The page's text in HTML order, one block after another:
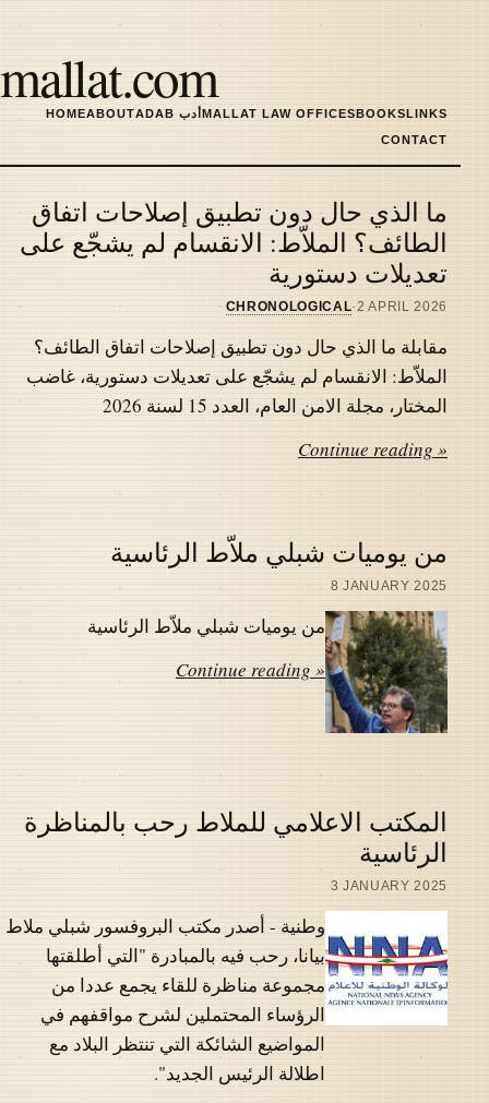
main
content
mallat.com
HOMEABOUT ADAB أدبMALLAT LAW OFFICESBOOKSLINKS
CONTACT
Latest
articles
ما الذي حال دون تطبيق إصلاحات اتفاق
الطائف؟ الملاّط: الانقسام لم يشجّع على
تعديلات دستورية
2 APRIL 2026
·
CHRONOLOGICAL
مقابلة ما الذي حال دون تطبيق إصلاحات اتفاق الطائف؟
الملاّط: الانقسام لم يشجّع على تعديلات دستورية، غاضب
المختار، مجلة الامن العام، العدد 15 لسنة 2026
Continue reading »
من يوميات شبلي ملاّط الرئاسية
8 JANUARY 2025
من يوميات شبلي ملاّط الرئاسية
Continue reading »
المكتب الاعلامي للملاط رحب بالمناظرة
الرئاسية
3 JANUARY 2025
وطنية - أصدر مكتب البروفسور شبلي ملاط
بيانا، رحب فيه بالمبادرة "التي أطلقتها
مجموعة مناظرة للقاء يجمع عددا من
الرؤساء المحتملين لشرح مواقفهم في
المواضيع الشائكة التي تنتظر البلاد مع
اطلالة الرئيس الجديد".